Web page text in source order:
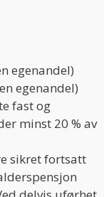
egenandel)
egenandel)
fast og
minst 20 % av
sikret fortsatt